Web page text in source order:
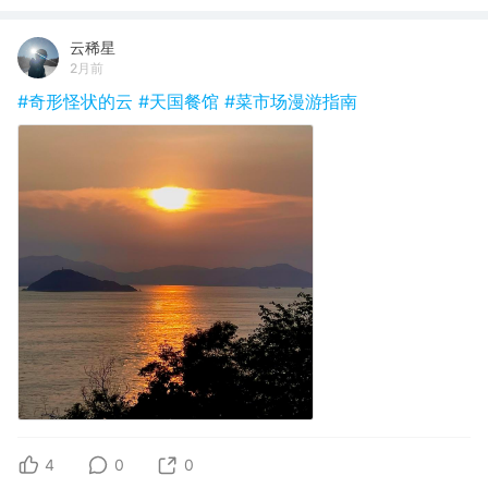
云稀星
2月前
#奇形怪状的云 #天国餐馆 #菜市场漫游指南
4 0 0